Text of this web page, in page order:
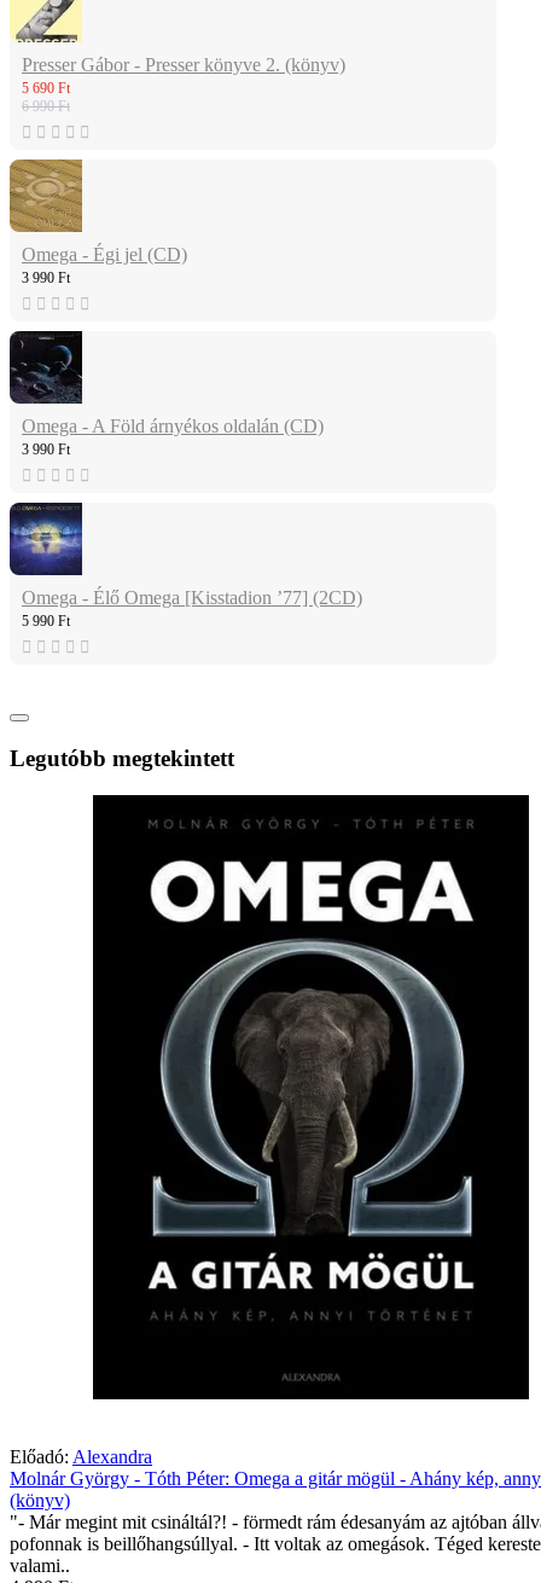
Presser Gábor - Presser könyve 2. (könyv)
5 690 Ft
6 990 Ft
Omega - Égi jel (CD)
3 990 Ft
Omega - A Föld árnyékos oldalán (CD)
3 990 Ft
Omega - Élő Omega [Kisstadion ’77] (2CD)
5 990 Ft
Legutóbb megtekintett
Előadó: Alexandra
Molnár György - Tóth Péter: Omega a gitár mögül - Ahány kép,
(könyv)
"- Már megint mit csináltál?! - förmedt rám édesanyám az ajtóban
pofonnak is beillőhangsúllyal. - Itt voltak az omegások. Téged
valami..